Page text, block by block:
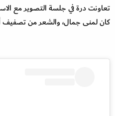
تعاونت درة في جلسة التصوير مع
كان لمنى جمال، والشعر من